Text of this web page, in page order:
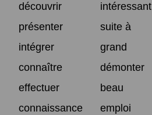
découvrir
intéressant
présenter
suite à
intégrer
grand
connaître
démonter
effectuer
beau
connaissance
emploi